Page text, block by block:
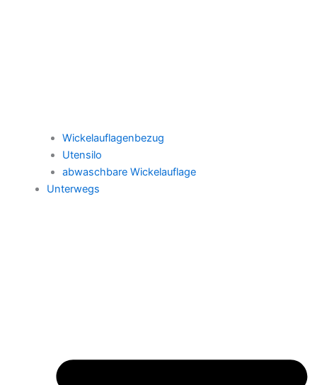
Wickelauflagenbezug
Utensilo
abwaschbare Wickelauflage
Unterwegs